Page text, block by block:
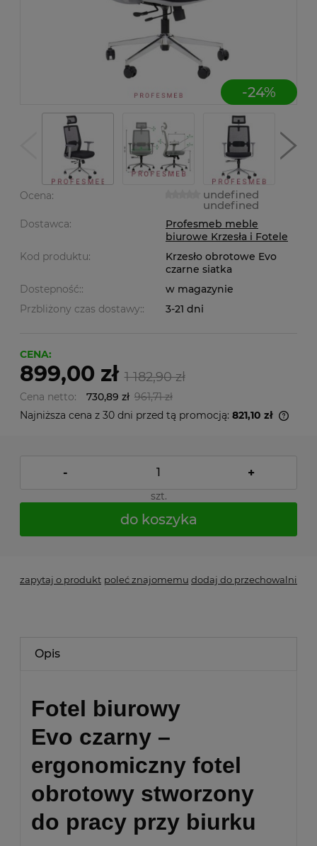
-24%
Ocena: undefined
undefined
Dostawca:
Profesmeb meble
biurowe Krzesła i Fotele
Kod produktu:
Krzesło obrotowe Evo
czarne siatka
Dostepność::
w magazynie
Przbliżony czas dostawy::
3-21 dni
CENA:
899,00 zł 1 182,90 zł
Cena netto: 730,89 zł 961,71 zł
Najniższa cena z 30 dni przed tą promocją: 821,10 zł
- +
szt.
do koszyka
zapytaj o produkt poleć znajomemu dodaj do przechowalni
Opis
Fotel biurowy
Evo czarny –
ergonomiczny fotel
obrotowy stworzony
do pracy przy biurku